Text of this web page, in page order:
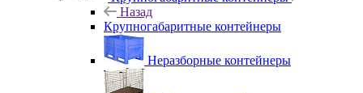
Назад
Крупногабаритные контейнеры
Неразборные контейнеры